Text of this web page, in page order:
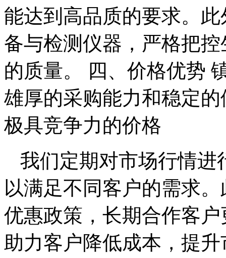
能达到高品质的要求。
备与检测仪器，严格把
的质量。 四、价格优势
雄厚的采购能力和稳定
极具竞争力的价格
我们定期对市场行情进
以满足不同客户的需求
优惠政策，长期合作客
助力客户降低成本，提